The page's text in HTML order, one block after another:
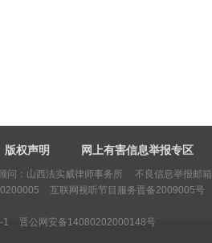
版权声明 网上有害信息举报专区
问：山西法实威律师事务所 不良信息举报邮
互联网视听节目服务晋备2009005号
1
晋公网安备14080202000148号